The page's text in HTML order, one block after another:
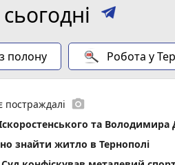
полону Робота у
постраждалі photo_camera
та
знайти житло в Тернополі